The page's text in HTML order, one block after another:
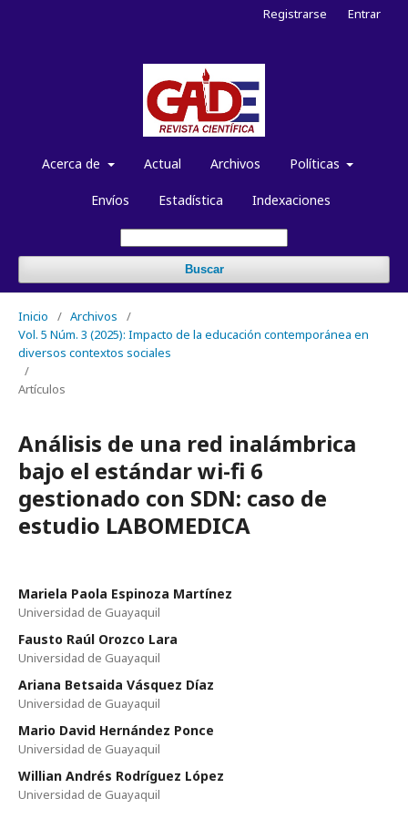
Acerca de Actual Archivos Políticas
Envíos Estadística Indexaciones
Buscar
Registrarse Entrar
Inicio / Archivos
/
Vol. 5 Núm. 3 (2025): Impacto de la educación contemporánea en
diversos contextos sociales
/
Artículos
Análisis de una red inalámbrica
bajo el estándar wi-fi 6
gestionado con SDN: caso de
estudio LABOMEDICA
Mariela Paola Espinoza Martínez
Universidad de Guayaquil
Fausto Raúl Orozco Lara
Universidad de Guayaquil
Ariana Betsaida Vásquez Díaz
Universidad de Guayaquil
Mario David Hernández Ponce
Universidad de Guayaquil
Willian Andrés Rodríguez López
Universidad de Guayaquil